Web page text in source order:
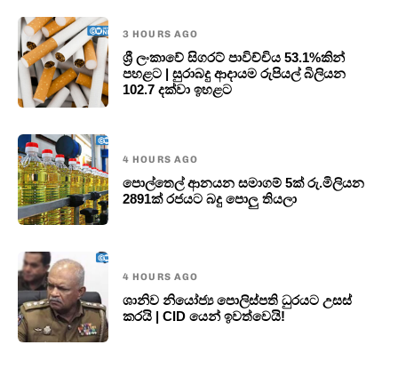
3 HOURS AGO
ශ්‍රී ලංකාවේ සිගරට් පාවිච්චිය 53.1%කින්
පහළට | සුරාබදු ආදායම රුපියල් බිලියන
102.7 දක්වා ඉහළට
4 HOURS AGO
පොල්තෙල් ආනයන සමාගම් 5ක් රු.මිලියන
2891ක් රජයට බදු පොලු තියලා
4 HOURS AGO
ශානිව නියෝජ්‍ය පොලිස්පති ධුරයට උසස්
කරයි | CID යෙන් ඉවත්වෙයි!